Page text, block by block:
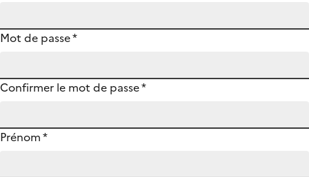
Mot de passe*
Confirmer le mot de passe*
Prénom*